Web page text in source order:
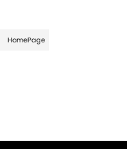
HomePage